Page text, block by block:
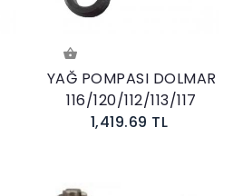
YAĞ POMPASI DOLMAR
116/120/112/113/117
1,419.69 TL